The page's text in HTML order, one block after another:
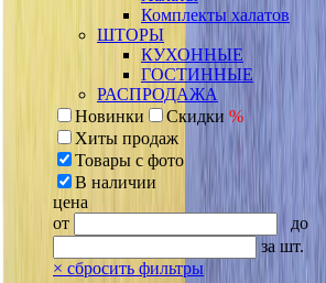
Комплекты халатов
ШТОРЫ
КУХОННЫЕ
ГОСТИННЫЕ
РАСПРОДАЖА
Новинки
Скидки %
Хиты продаж
Товары с фото
В наличии
цена
от
до
за шт.
× сбросить фильтры